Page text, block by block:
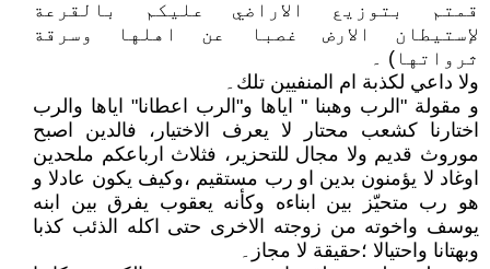
قمتم بتوزيع الاراضي عليكم بالقرعة
لإستيطان الارض غصبا عن اهلها وسرقة
ثرواتها) ۔
ولا داعي لكذبة ام المنفيين تلك۔
و مقولة "الرب وهبنا " اياها و"الرب اعطانا" اياها والرب
اختارنا كشعب محتار لا يعرف الاختيار، فالدين اصبح
موروث قديم ولا مجال للتحزير، فثلاث ارباعكم ملحدين
اوغاد لا يؤمنون بدين او رب مستقيم ،وكيف يكون عادلا و
هو رب متحيّز بين ابناءه وكأنه يعقوب يفرق بين ابنه
يوسف واخوته من زوجته الاخرى حتى اكله الذئب كذبا
وبهتانا واحتيالا ؛حقيقة لا مجاز۔